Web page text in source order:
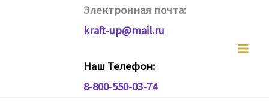
Электронная почта:
kraft-up@mail.ru
Наш Телефон:
8-800-550-03-74